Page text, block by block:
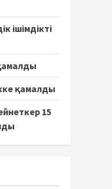
ішімдікті
қамалды
15